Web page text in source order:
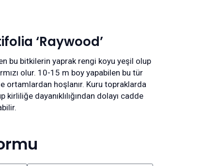
‘Raywood’
bu bitkilerin yaprak rengi koyu yeşil olup
olur. 10-15 m boy yapabilen bu tür
ortamlardan hoşlanır. Kuru topraklarda
dayanıklılığından dolayı cadde